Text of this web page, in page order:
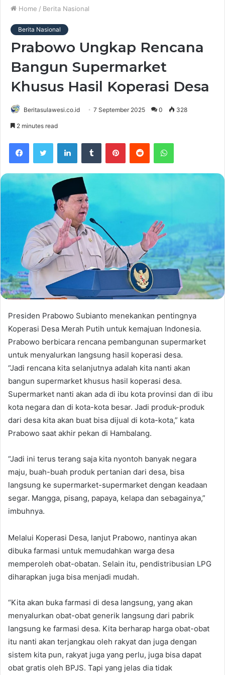
Home / Berita Nasional
Berita Nasional
Prabowo Ungkap Rencana
Bangun Supermarket
Khusus Hasil Koperasi Desa
Beritasulawesi.co.id 7 September 2025 0 328
2 minutes read
Presiden Prabowo Subianto menekankan pentingnya
Koperasi Desa Merah Putih untuk kemajuan Indonesia.
Prabowo berbicara rencana pembangunan supermarket
untuk menyalurkan langsung hasil koperasi desa.
“Jadi rencana kita selanjutnya adalah kita nanti akan
bangun supermarket khusus hasil koperasi desa.
Supermarket nanti akan ada di ibu kota provinsi dan di ibu
kota negara dan di kota-kota besar. Jadi produk-produk
dari desa kita akan buat bisa dijual di kota-kota,” kata
Prabowo saat akhir pekan di Hambalang.
“Jadi ini terus terang saja kita nyontoh banyak negara
maju, buah-buah produk pertanian dari desa, bisa
langsung ke supermarket-supermarket dengan keadaan
segar. Mangga, pisang, papaya, kelapa dan sebagainya,”
imbuhnya.
Melalui Koperasi Desa, lanjut Prabowo, nantinya akan
dibuka farmasi untuk memudahkan warga desa
memperoleh obat-obatan. Selain itu, pendistribusian LPG
diharapkan juga bisa menjadi mudah.
“Kita akan buka farmasi di desa langsung, yang akan
menyalurkan obat-obat generik langsung dari pabrik
langsung ke farmasi desa. Kita berharap harga obat-obat
itu nanti akan terjangkau oleh rakyat dan juga dengan
sistem kita pun, rakyat juga yang perlu, juga bisa dapat
obat gratis oleh BPJS. Tapi yang jelas dia tidak